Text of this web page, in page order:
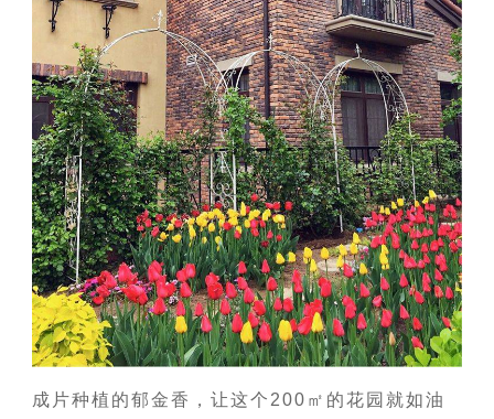
成片种植的郁金香，让这个200㎡的花园就如油